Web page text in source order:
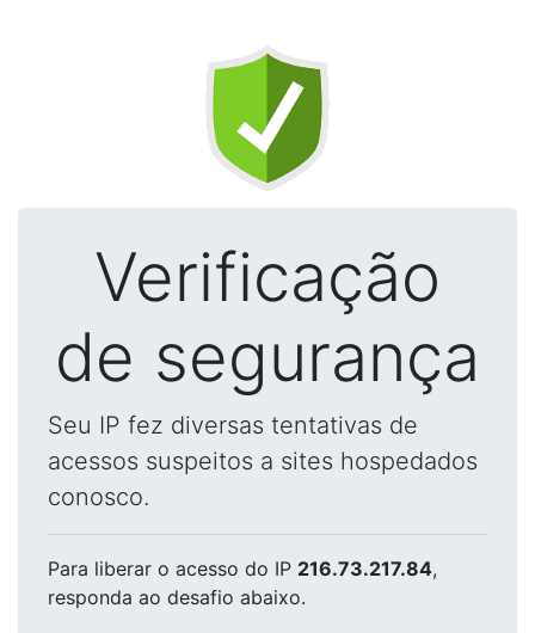
Verificação
de segurança
Seu IP fez diversas tentativas de
acessos suspeitos a sites hospedados
conosco.
Para liberar o acesso do IP 216.73.217.84,
responda ao desafio abaixo.